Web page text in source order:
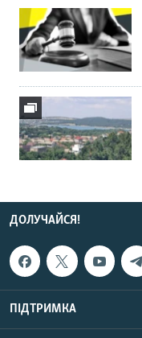
ДОЛУЧАЙСЯ!
ПІДТРИМКА